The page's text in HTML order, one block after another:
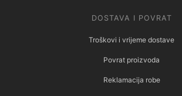
DOSTAVA I POVRAT
Troškovi i vrijeme dostave
Povrat proizvoda
Reklamacija robe